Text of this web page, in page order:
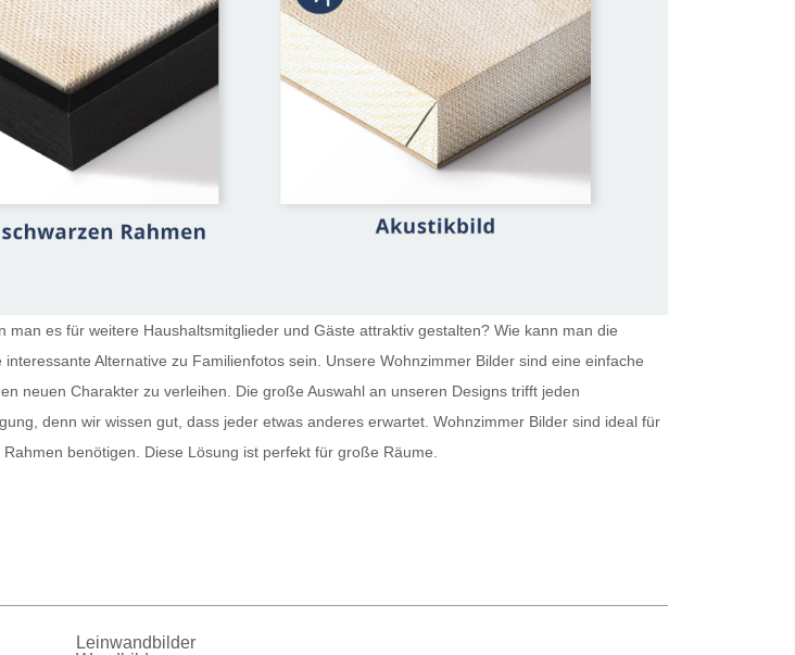
es für weitere Haushaltsmitglieder und Gäste attraktiv gestalten? Wie kann man die
interessante Alternative zu Familienfotos sein. Unsere Wohnzimmer Bilder sind eine einfache
neuen Charakter zu verleihen. Die große Auswahl an unseren Designs trifft jeden
denn wir wissen gut, dass jeder etwas anderes erwartet. Wohnzimmer Bilder sind ideal für
benötigen. Diese Lösung ist perfekt für große Räume.
Leinwandbilder